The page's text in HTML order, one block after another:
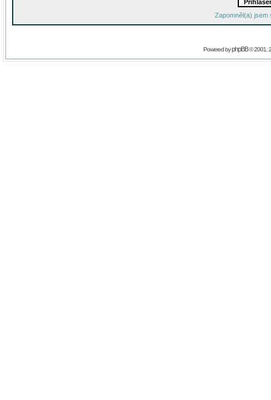
Zapomněl(a) jsem
Powered byphpBB© 2001,